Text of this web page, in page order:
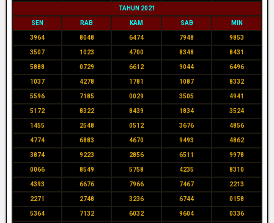
TAHUN 2021
SEN RAB KAM SAB MIN
3964 8048 6474 7948 9853
3507 1023 4700 8348 8431
5888 0729 6612 9044 6496
1037 4278 1781 1087 8332
5596 7185 0029 3505 4941
5172 8322 8439 1834 3524
1455 2548 0512 3676 4856
4774 6883 4670 9493 4862
3874 9223 2856 6511 9978
0066 8549 5758 4235 8310
4393 6676 7966 7467 2213
2271 2748 3236 6744 0158
5364 7132 6032 9604 0336